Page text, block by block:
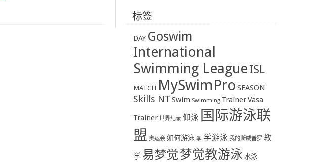
标签
DAY Goswim
International
Swimming LeagueISL
MATCH MySwimPro SEASON
Skills NT Swim Swimming TrainerVasa
Trainer 世界纪录 仰泳 国际游泳联
盟 奥运会 如何游泳 季 学游泳 我的斯威普罗 教
学 易梦觉梦觉教游泳 水泳